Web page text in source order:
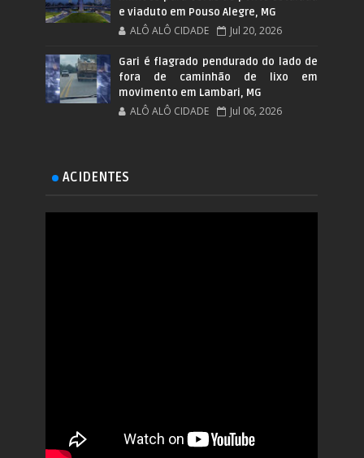
e viaduto em Pouso Alegre, MG
ALÔ ALÔ CIDADE Jul 20, 2026
Gari é flagrado pendurado do lado de
fora de caminhão de lixo em
movimento em Lambari, MG
ALÔ ALÔ CIDADE Jul 06, 2026
ACIDENTES